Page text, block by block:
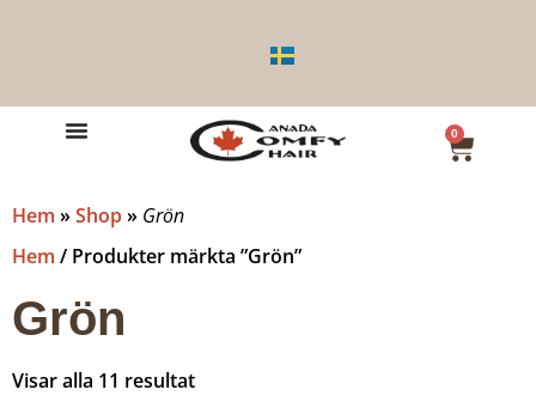
0
Hem »Shop» Grön
Hem / Produkter märkta ”Grön”
Grön
Visar alla 11 resultat